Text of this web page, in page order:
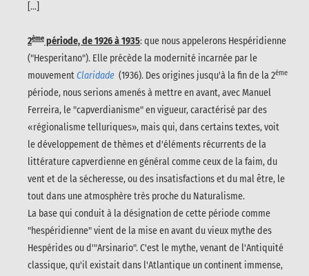
[...]
2ème période, de 1926 à 1935: que nous appelerons Hespéridienne
("Hesperitano"). Elle précède la modernité incarnée par le
mouvementClaridade (1936). Des origines jusqu'à la fin de la 2ème
période, nous serions amenés à mettre en avant, avec Manuel
Ferreira, le "capverdianisme" en vigueur, caractérisé par des
«régionalisme telluriques», mais qui, dans certains textes, voit
le développement de thèmes et d'éléments récurrents de la
littérature capverdienne en général comme ceux de la faim, du
vent et de la sécheresse, ou des insatisfactions et du mal être, le
tout dans une atmosphère très proche du Naturalisme.
La base qui conduit à la désignation de cette période comme
"hespéridienne" vient de la mise en avant du vieux mythe des
Hespérides ou d'"Arsinario". C'est le mythe, venant de l'Antiquité
classique, qu'il existait dans l'Atlantique un continent immense,